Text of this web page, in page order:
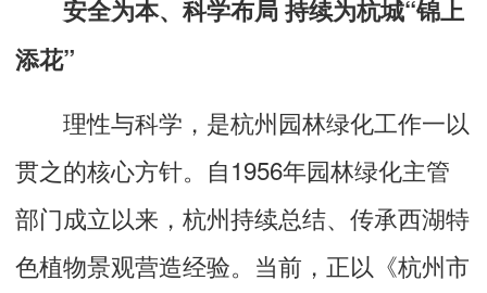
安全为本、科学布局 持续为杭城“锦上
添花”
理性与科学，是杭州园林绿化工作一以
贯之的核心方针。自1956年园林绿化主管
部门成立以来，杭州持续总结、传承西湖特
色植物景观营造经验。当前，正以《杭州市